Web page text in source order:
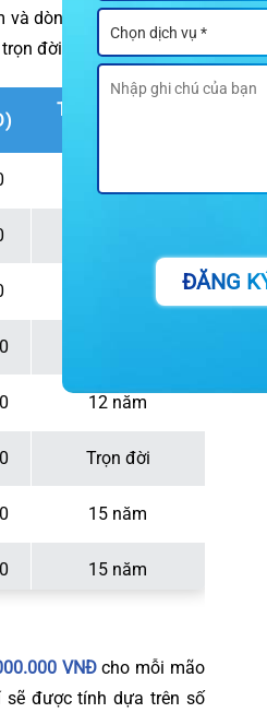
dòng mão sứ bọc trên
đời.
THỜI GIAN BẢO
12 năm
Trọn đời
15 năm
15 năm
VNĐcho mỗi mão
được tính dựa trên số
ĐĂNG